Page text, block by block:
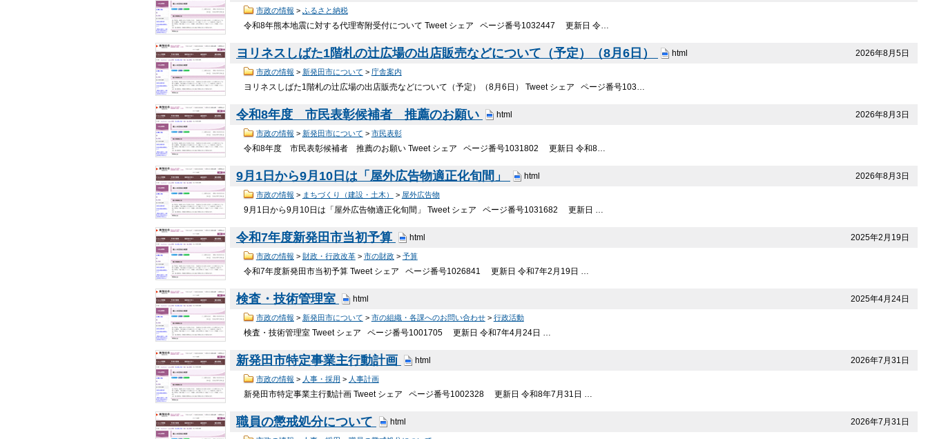
市政の情報 > ふるさと納税
令和8年熊本地震に対する代理寄附受付について Tweet シェア ページ番号1032447 更新日 令…
2026年8月5日
ヨリネスしばた1階札の辻広場の出店販売などについて（予定）（8月6日） html
市政の情報 > 新発田市について > 庁舎案内
ヨリネスしばた1階札の辻広場の出店販売などについて（予定）（8月6日） Tweet シェア ページ番号103…
2026年8月3日
令和8年度 市民表彰候補者 推薦のお願い html
市政の情報 > 新発田市について > 市民表彰
令和8年度 市民表彰候補者 推薦のお願い Tweet シェア ページ番号1031802 更新日 令和8…
2026年8月3日
9月1日から9月10日は「屋外広告物適正化旬間」 html
市政の情報 > まちづくり（建設・土木） > 屋外広告物
9月1日から9月10日は「屋外広告物適正化旬間」 Tweet シェア ページ番号1031682 更新日 …
2025年2月19日
令和7年度新発田市当初予算 html
市政の情報 > 財政・行政改革> 市の財政> 予算
令和7年度新発田市当初予算 Tweet シェア ページ番号1026841 更新日 令和7年2月19日 …
2025年4月24日
検査・技術管理室 html
市政の情報 > 新発田市について > 市の組織・各課へのお問い合わせ> 行政活動
検査・技術管理室 Tweet シェア ページ番号1001705 更新日 令和7年4月24日 …
2026年7月31日
新発田市特定事業主行動計画 html
市政の情報 > 人事・採用 > 人事計画
新発田市特定事業主行動計画 Tweet シェア ページ番号1002328 更新日 令和8年7月31日 …
2026年7月31日
職員の懲戒処分について html